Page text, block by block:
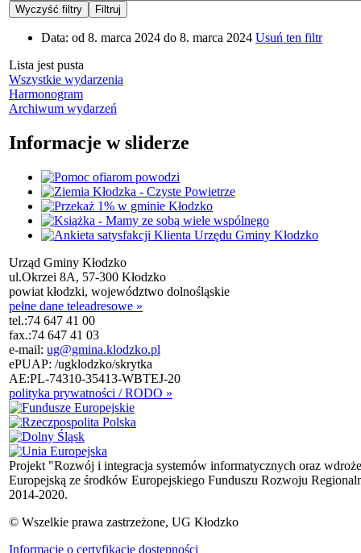
Data: od 8. marca 2024 do 8. marca 2024 Usuń ten filtr
Lista jest pusta
Wszystkie wydarzenia
Harmonogram
Archiwum wydarzeń
Informacje w sliderze
Urząd Gminy Kłodzko
ul.Okrzei 8A, 57-300 Kłodzko
powiat kłodzki, województwo dolnośląskie
pełne dane teleadresowe »
tel.:74 647 41 00
fax.:74 647 41 03
e-mail: ug@gmina.klodzko.pl
ePUAP: /ugklodzko/skrytka
AE:PL-74310-35413-WBTEJ-20
polityka prywatności / RODO »
Projekt "Rozwój i integracja systemów informatycznych oraz
Europejską ze środków Europejskiego Funduszu Rozwoju
2014-2020.
© Wszelkie prawa zastrzeżone, UG Kłodzko
Informacje o certyfikacie dostępności